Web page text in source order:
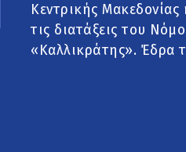
Κεντρικής
τις διατάξεις του
«Καλλικράτης». Έδρα